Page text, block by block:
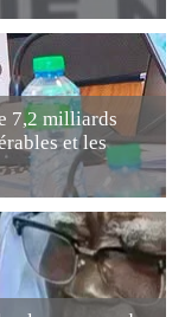
7,2 milliards
et les